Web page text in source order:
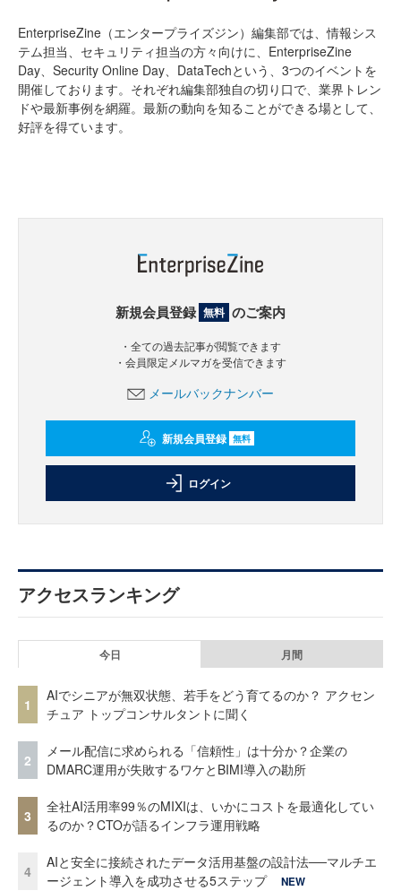
EnterpriseZine（エンタープライズジン）編集部では、情報シス
テム担当、セキュリティ担当の方々向けに、EnterpriseZine
Day、Security Online Day、DataTechという、3つのイベントを
開催しております。それぞれ編集部独自の切り口で、業界トレン
ドや最新事例を網羅。最新の動向を知ることができる場として、
好評を得ています。
新規会員登録 無料 のご案内
・全ての過去記事が閲覧できます
・会員限定メルマガを受信できます
メールバックナンバー
新規会員登録 無料
ログイン
アクセスランキング
今日 月間
1
AIでシニアが無双状態、若手をどう育てるのか？ アクセン
チュア トップコンサルタントに聞く
2
メール配信に求められる「信頼性」は十分か？企業の
DMARC運用が失敗するワケとBIMI導入の勘所
3
全社AI活用率99％のMIXIは、いかにコストを最適化してい
るのか？CTOが語るインフラ運用戦略
4
AIと安全に接続されたデータ活用基盤の設計法──マルチエ
ージェント導入を成功させる5ステップ
NEW